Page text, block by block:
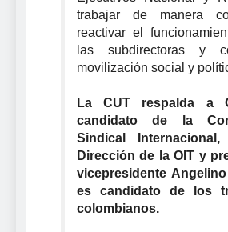
trabajar de manera
reactivar el
las subdirectoras y
movilización social y
La CUT respalda a
candidato de la
Sindical
Dirección de la OIT y
vicepresidente
es candidato de los
colombianos.